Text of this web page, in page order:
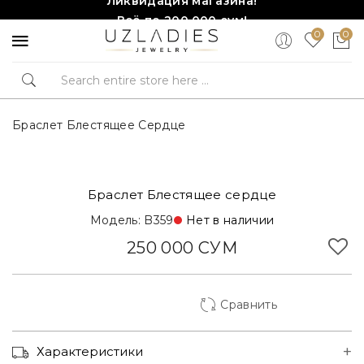
Всё по 200,000 сум!
Торопитесь, количество ограничено!❤️!0 0
Браслет Блестящее Сердце
Браслет Блестящее сердце
Модель: B359 Нет в наличии
250 000 СУМ
Сравнить
Характеристики